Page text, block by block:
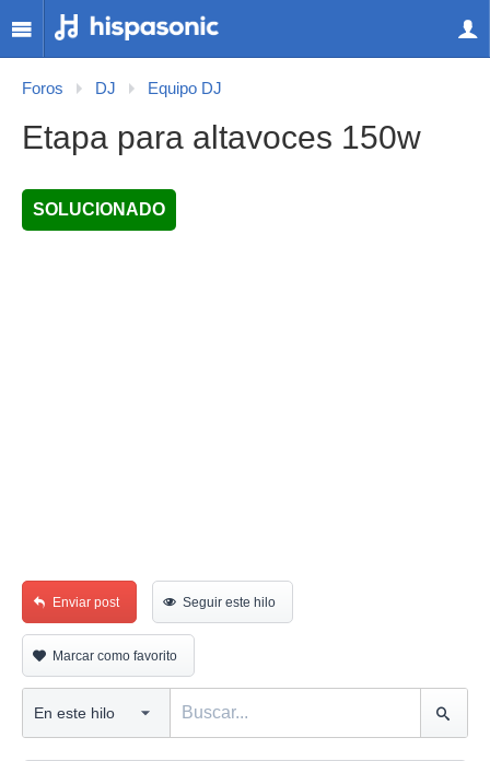
Foros DJ Equipo DJ
Etapa para altavoces 150w
SOLUCIONADO
Enviar post Seguir este hilo
Marcar como favorito